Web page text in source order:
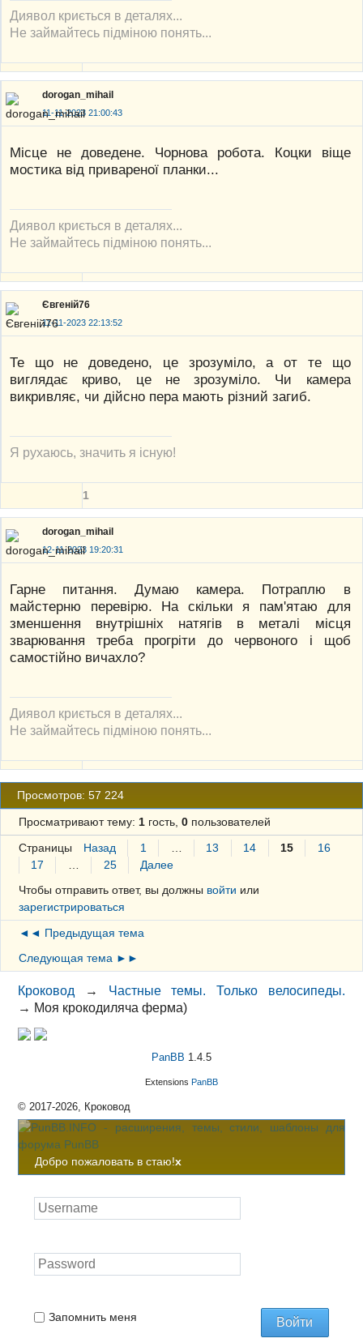
Диявол криється в деталях...
Не займайтесь підміною понять...
dorogan_mihail
11-11-2023 21:00:43
Місце не доведене. Чорнова робота. Коцки віще
мостика від привареної планки...
Диявол криється в деталях...
Не займайтесь підміною понять...
Євгеній76
11-11-2023 22:13:52
Те що не доведено, це зрозуміло, а от те що
виглядає криво, це не зрозуміло. Чи камера
викривляє, чи дійсно пера мають різний загиб.
Я рухаюсь, значить я існую!
1
dorogan_mihail
12-11-2023 19:20:31
Гарне питання. Думаю камера. Потраплю в
майстерню перевірю. На скільки я пам'ятаю для
зменшення внутрішніх натягів в металі місця
зварювання треба прогріти до червоного і щоб
самостійно вичахло?
Диявол криється в деталях...
Не займайтесь підміною понять...
Просмотров: 57 224
Просматривают тему: 1гость, 0пользователей
Страницы Назад 1 13 14 15
16
17
25
Далее
Чтобы отправить ответ, вы должны войти или
зарегистрироваться
◄◄ Предыдущая тема
Следующая тема ►►
Кроковод → Частные темы. Только велосипеды.
→ Моя крокодиляча ферма)
PanBB 1.4.5
Extensions PanBB
© 2017-2026, Кроковод
Добро пожаловать в стаю!x
Запомнить меня